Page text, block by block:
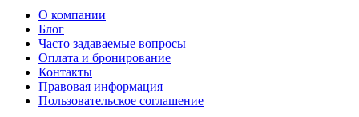
О компании
Блог
Часто задаваемые вопросы
Оплата и бронирование
Контакты
Правовая информация
Пользовательское соглашение